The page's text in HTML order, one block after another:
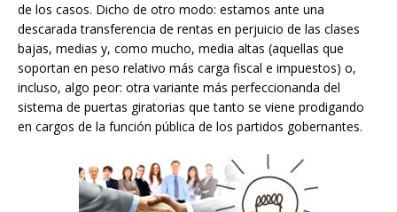
de los casos. Dicho de otro modo: estamos ante una
descarada transferencia de rentas en perjuicio de las clases
bajas, medias y, como mucho, media altas (aquellas que
soportan en peso relativo más carga fiscal e impuestos) o,
incluso, algo peor: otra variante más perfeccionanda del
sistema de puertas giratorias que tanto se viene prodigando
en cargos de la función pública de los partidos gobernantes.